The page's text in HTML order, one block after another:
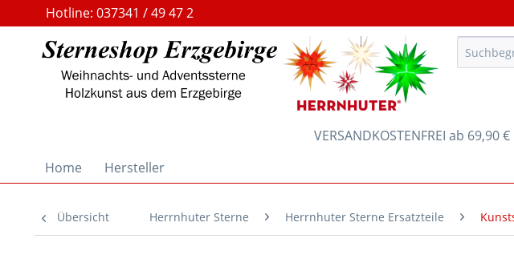
Hotline: 037341 / 49 47 2
VERSANDKOSTENFREI ab
Home
Hersteller
Übersicht Herrnhuter Sterne Herrnhuter Sterne Ersatzteile